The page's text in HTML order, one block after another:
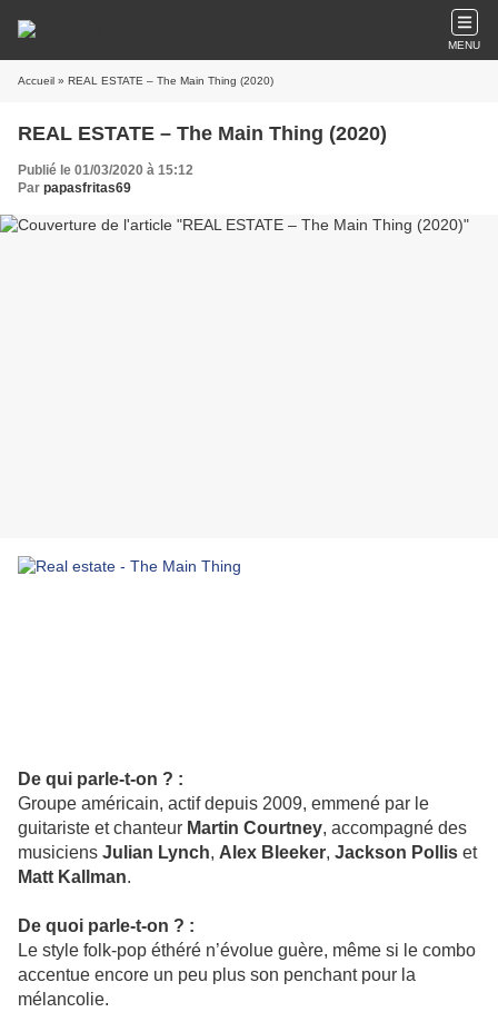
MENU
Accueil » REAL ESTATE – The Main Thing (2020)
REAL ESTATE – The Main Thing (2020)
Publié le 01/03/2020 à 15:12
Par papasfritas69
De qui parle-t-on ? :
Groupe américain, actif depuis 2009, emmené par le
guitariste et chanteur Martin Courtney, accompagné des
musiciens Julian Lynch, Alex Bleeker, Jackson Pollis et
Matt Kallman.
De quoi parle-t-on ? :
Le style folk-pop éthéré n’évolue guère, même si le combo
accentue encore un peu plus son penchant pour la
mélancolie.